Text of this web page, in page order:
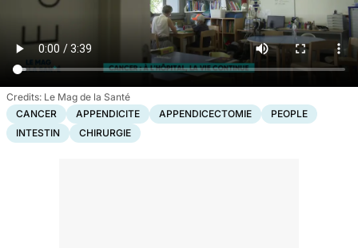
Le Mag de la Santé
CANCER
APPENDICITE APPENDICECTOMIE
PEOPLE
INTESTIN
CHIRURGIE